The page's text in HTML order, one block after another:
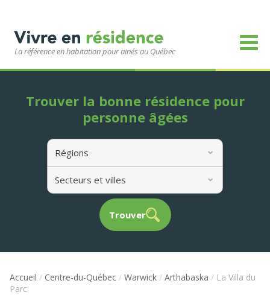
La référence en habitation pour ainés au Québec
Régions
Secteurs et villes
Trouver
Trouver la bonne résidence pour
personne âgées
Accueil / Centre-du-Québec / Warwick / Arthabaska / La Villa du
Parc